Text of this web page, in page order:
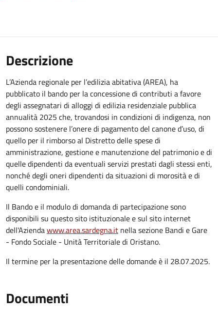
Descrizione
L’Azienda regionale per l’edilizia abitativa (AREA), ha
pubblicato il bando per la concessione di contributi a favore
degli assegnatari di alloggi di edilizia residenziale pubblica
annualità 2025 che, trovandosi in condizioni di indigenza, non
possono sostenere l’onere di pagamento del canone d’uso, di
quello per il rimborso al Distretto delle spese di
amministrazione, gestione e manutenzione del patrimonio e di
quelle dipendenti da eventuali servizi prestati dagli stessi enti,
nonché degli oneri dipendenti da situazioni di morosità e di
quelli condominiali.
Il Bando e il modulo di domanda di partecipazione sono
disponibili su questo sito istituzionale e sul sito internet
dell'Aziendawww.area.sardegna.it nella sezione Bandi e Gare
- Fondo Sociale - Unità Territoriale di Oristano.
Il termine per la presentazione delle domande è il 28.07.2025.
Documenti